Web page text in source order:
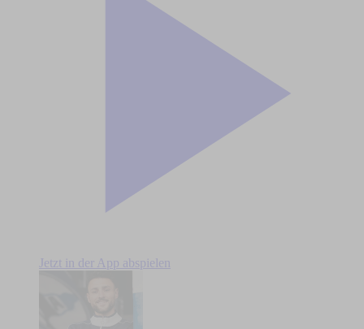
Jetzt in der App abspielen